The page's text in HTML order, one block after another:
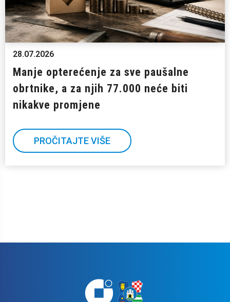
28.07.2026
Manje opterećenje za sve paušalne
obrtnike, a za njih 77.000 neće biti
nikakve promjene
PROČITAJTE VIŠE